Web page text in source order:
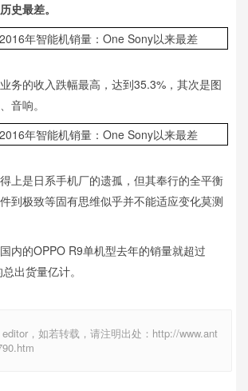
史最差。
务的收入跌幅最高，达到35.3%，其次是图
音响。
上是日系手机厂的遗孤，但其奉行的全平衡
到极致等固有思维似乎并不能适应变化莫测
内的OPPO R9单机型去年的销量就超过
出货量亿计。
，如若转载，请注明出处：http://www.ant